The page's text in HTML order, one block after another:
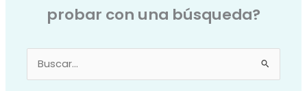
probar con una búsqueda?
Buscar
por: